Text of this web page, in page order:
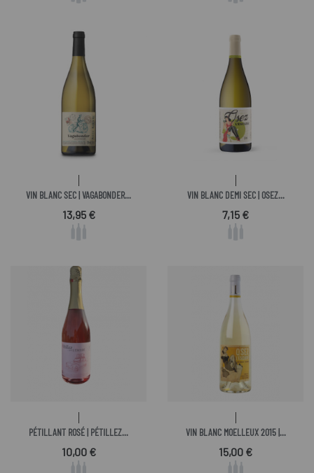
VIN BLANC SEC | VAGABONDER...
Prix
13,95 €
VIN BLANC DEMI SEC | OSEZ...
Prix
7,15 €
PÉTILLANT ROSÉ | PÉTILLEZ...
Prix
10,00 €
VIN BLANC MOELLEUX 2015 |...
Prix
15,00 €